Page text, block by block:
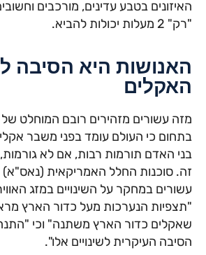
האיזונים בטבע עדינים, מורכבים
"רק" 2 מעלות יכולות להביא.
האנושות היא הסיבה
האקלים
מזה עשורים מזהירים רובם המוחלט
בתחום כי העולם עומד בפני משבר
בני האדם תורמות רבות, אם לא
זה. סוכנות החלל האמריקאית
עשורים במחקר על השינויים במזג
"תצפיות הנערכות מעל כדור הארץ
שאקלים כדור הארץ משתנה" וכי
הסיבה העיקרית לשינויים אלו".